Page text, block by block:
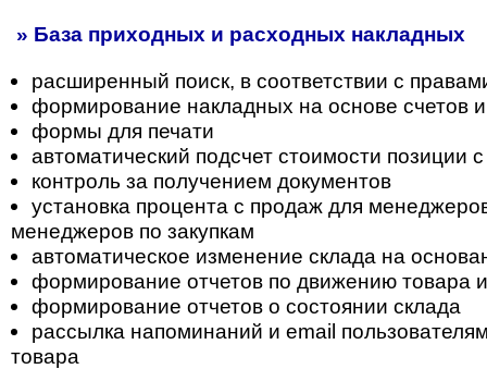
» База приходных и расходных накладных
расширенный поиск, в соответствии с
формирование накладных на основе счетов и
формы для печати
автоматический подсчет стоимости позиции
контроль за получением документов
установка процента с продаж для
менеджеров по закупкам
автоматическое изменение склада на
формирование отчетов по движению товара
формирование отчетов о состоянии склада
рассылка напоминаний и email
товара